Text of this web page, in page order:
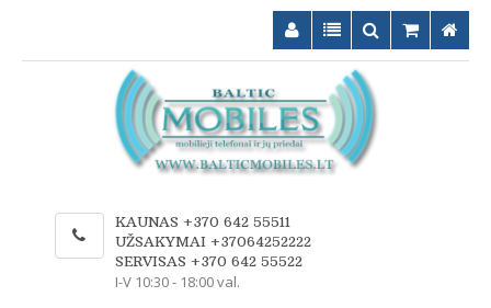
KAUNAS +370 642 55511
UŽSAKYMAI +37064252222
SERVISAS +370 642 55522
I-V 10:30 - 18:00 val.